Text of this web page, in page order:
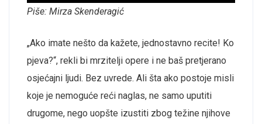
Piše: Mirza Skenderagić
„Ako imate nešto da kažete, jednostavno recite! Ko
pjeva?“, rekli bi mrzitelji opere i ne baš pretjerano
osjećajni ljudi. Bez uvrede. Ali šta ako postoje misli
koje je nemoguće reći naglas, ne samo uputiti
drugome, nego uopšte izustiti zbog težine njihove